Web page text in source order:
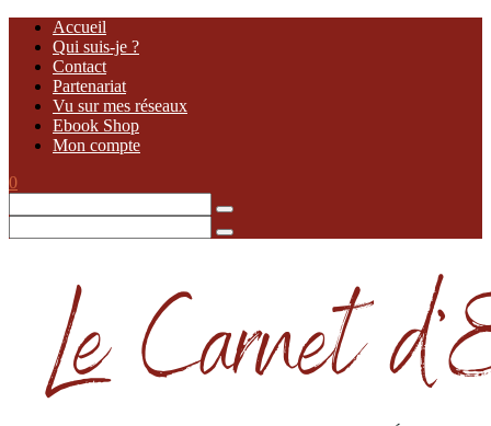
Accueil
Qui suis-je ?
Contact
Partenariat
Vu sur mes réseaux
Ebook Shop
Mon compte
0